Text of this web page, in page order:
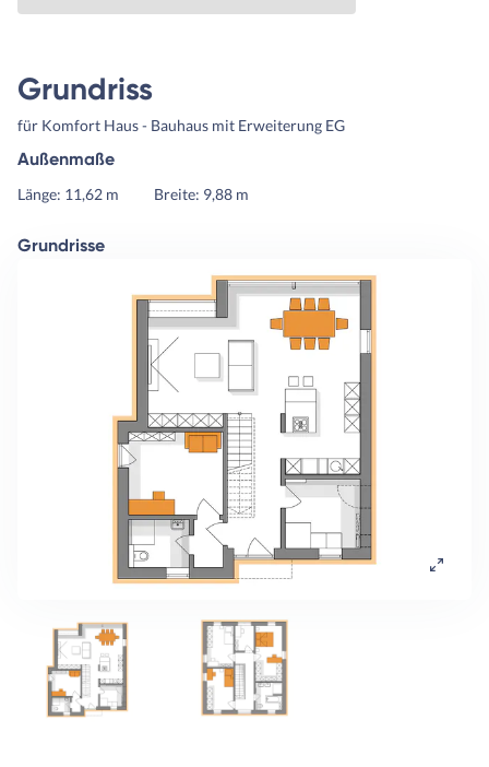
Grundriss
für Komfort Haus - Bauhaus mit Erweiterung EG
Außenmaße
Länge: 11,62 m Breite: 9,88 m
Grundrisse